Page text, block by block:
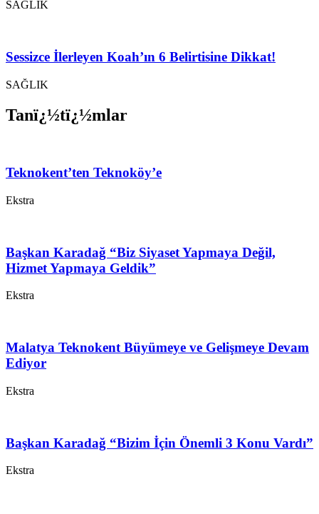
SAĞLIK
Sessizce İlerleyen Koah’ın 6 Belirtisine Dikkat!
SAĞLIK
Tanï¿½tï¿½mlar
Teknokent’ten Teknoköy’e
Ekstra
Başkan Karadağ “Biz Siyaset Yapmaya Değil,
Hizmet Yapmaya Geldik”
Ekstra
Malatya Teknokent Büyümeye ve Gelişmeye Devam
Ediyor
Ekstra
Başkan Karadağ “Bizim İçin Önemli 3 Konu Vardı”
Ekstra